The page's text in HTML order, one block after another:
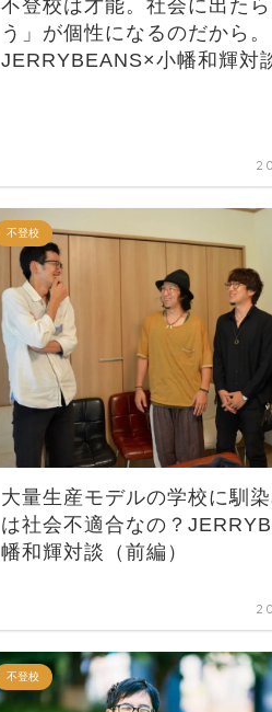
不登校は才能。社会に出た
う」が個性になるのだから。
JERRYBEANS×小幡和輝対
不登校
大量生産モデルの学校に馴
は社会不適合なの？
幡和輝対談（前編）
不登校